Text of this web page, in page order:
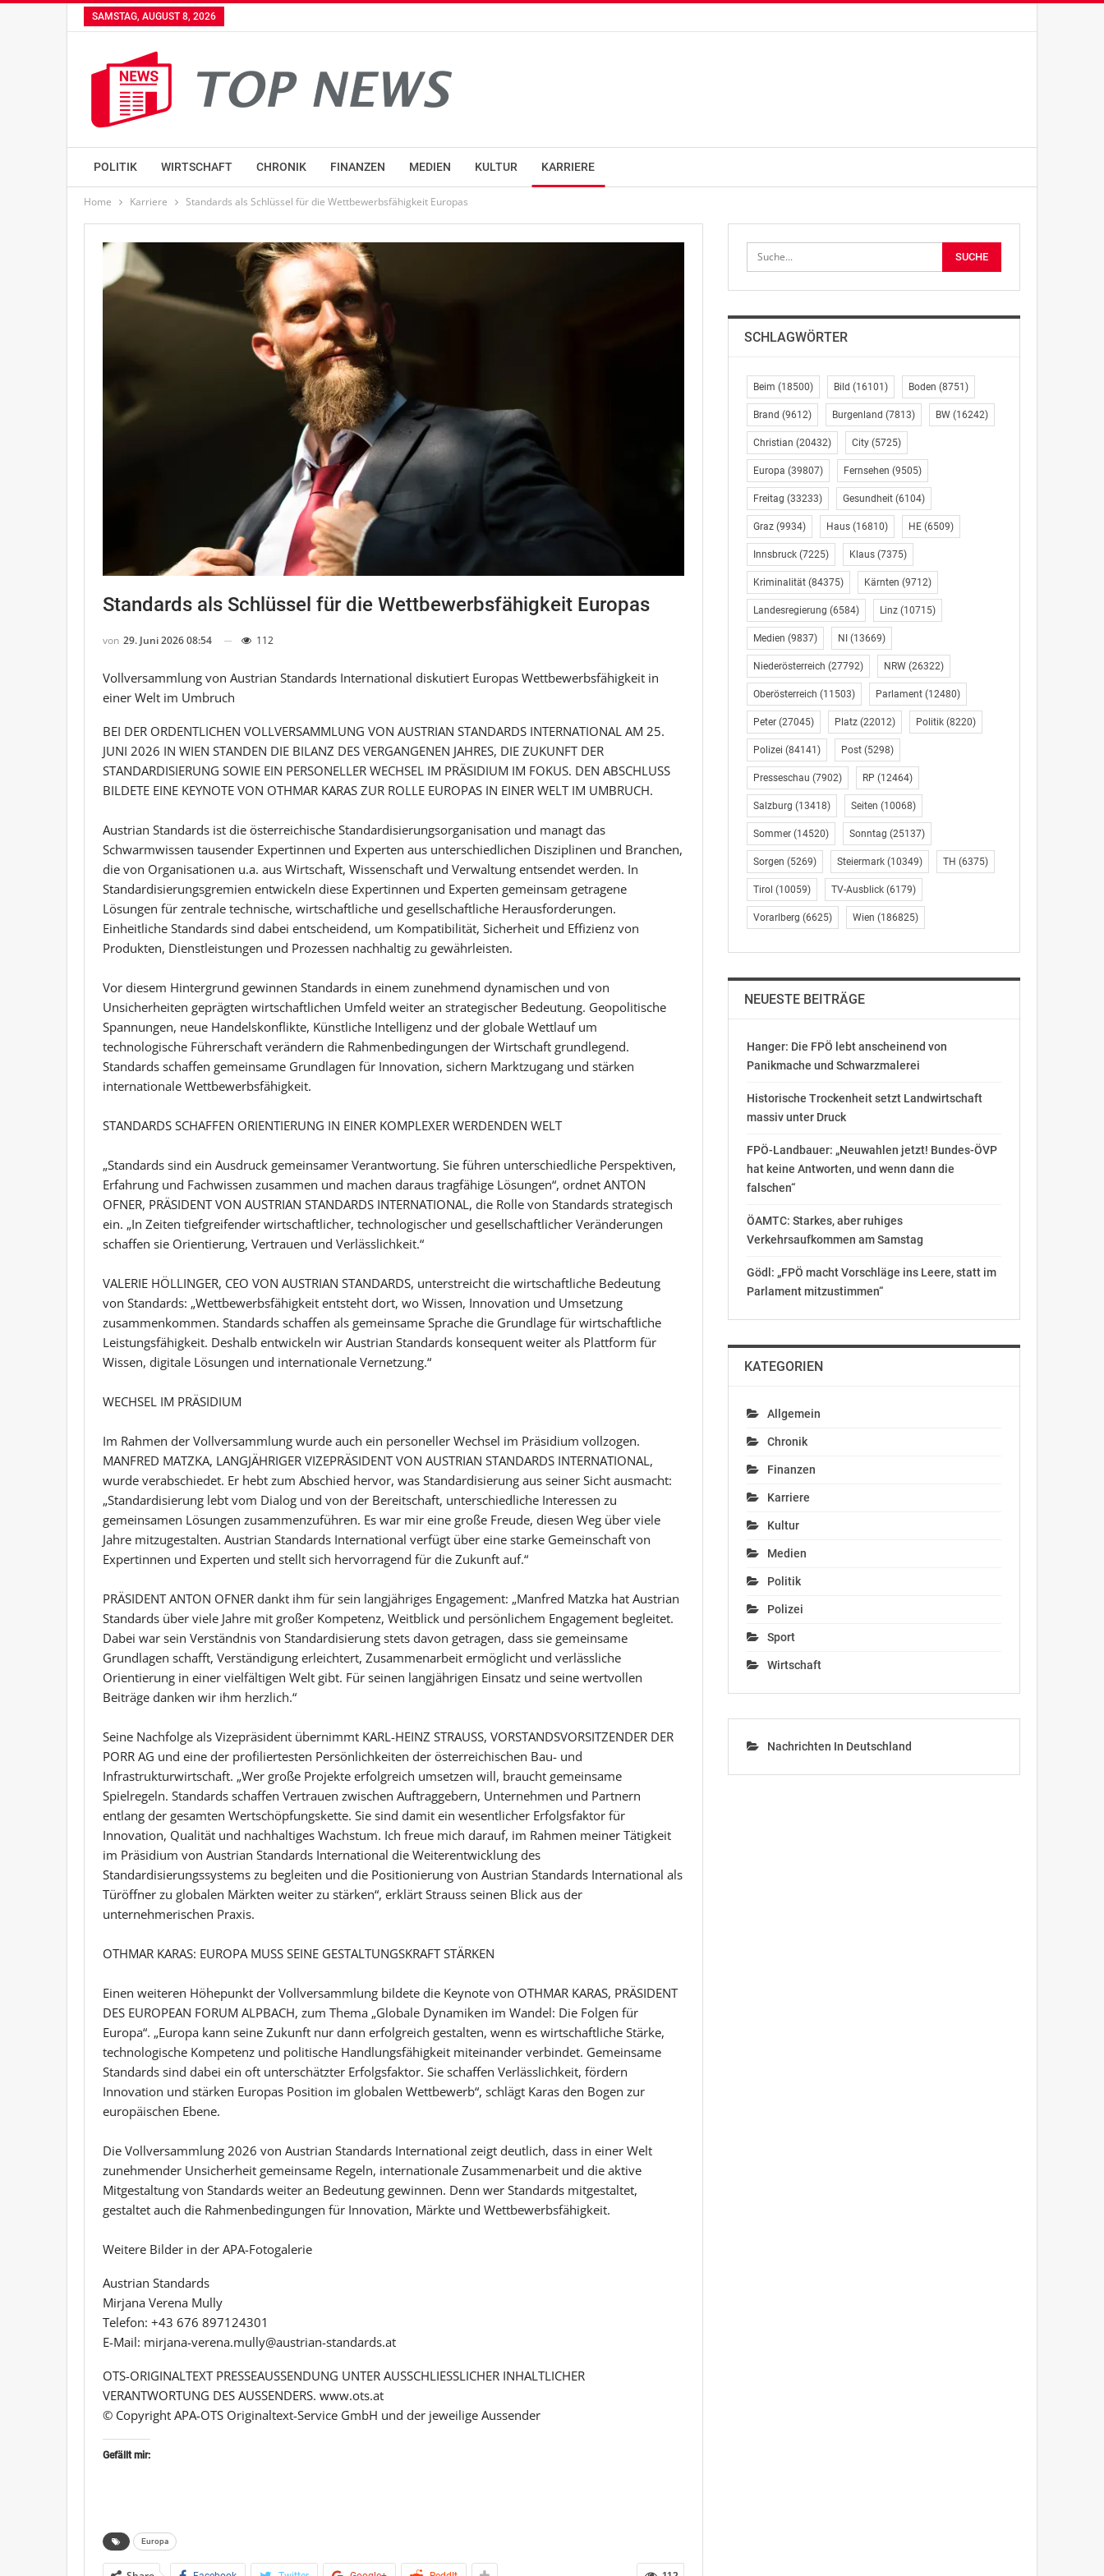
SAMSTAG, AUGUST 8, 2026
POLITIK WIRTSCHAFT CHRONIK FINANZEN MEDIEN KULTUR KARRIERE
Home Karriere Standards als Schlüssel für die Wettbewerbsfähigkeit Europas
Standards als Schlüssel für die Wettbewerbsfähigkeit Europas
von 29. Juni 2026 08:54 112
Vollversammlung von Austrian Standards International diskutiert Europas Wettbewerbsfähigkeit in
einer Welt im Umbruch
BEI DER ORDENTLICHEN VOLLVERSAMMLUNG VON AUSTRIAN STANDARDS INTERNATIONAL AM 25.
JUNI 2026 IN WIEN STANDEN DIE BILANZ DES VERGANGENEN JAHRES, DIE ZUKUNFT DER
STANDARDISIERUNG SOWIE EIN PERSONELLER WECHSEL IM PRÄSIDIUM IM FOKUS. DEN ABSCHLUSS
BILDETE EINE KEYNOTE VON OTHMAR KARAS ZUR ROLLE EUROPAS IN EINER WELT IM UMBRUCH.
Austrian Standards ist die österreichische Standardisierungsorganisation und managt das
Schwarmwissen tausender Expertinnen und Experten aus unterschiedlichen Disziplinen und Branchen,
die von Organisationen u.a. aus Wirtschaft, Wissenschaft und Verwaltung entsendet werden. In
Standardisierungsgremien entwickeln diese Expertinnen und Experten gemeinsam getragene
Lösungen für zentrale technische, wirtschaftliche und gesellschaftliche Herausforderungen.
Einheitliche Standards sind dabei entscheidend, um Kompatibilität, Sicherheit und Effizienz von
Produkten, Dienstleistungen und Prozessen nachhaltig zu gewährleisten.
Vor diesem Hintergrund gewinnen Standards in einem zunehmend dynamischen und von
Unsicherheiten geprägten wirtschaftlichen Umfeld weiter an strategischer Bedeutung. Geopolitische
Spannungen, neue Handelskonflikte, Künstliche Intelligenz und der globale Wettlauf um
technologische Führerschaft verändern die Rahmenbedingungen der Wirtschaft grundlegend.
Standards schaffen gemeinsame Grundlagen für Innovation, sichern Marktzugang und stärken
internationale Wettbewerbsfähigkeit.
STANDARDS SCHAFFEN ORIENTIERUNG IN EINER KOMPLEXER WERDENDEN WELT
„Standards sind ein Ausdruck gemeinsamer Verantwortung. Sie führen unterschiedliche Perspektiven,
Erfahrung und Fachwissen zusammen und machen daraus tragfähige Lösungen“, ordnet ANTON
OFNER, PRÄSIDENT VON AUSTRIAN STANDARDS INTERNATIONAL, die Rolle von Standards strategisch
ein. „In Zeiten tiefgreifender wirtschaftlicher, technologischer und gesellschaftlicher Veränderungen
schaffen sie Orientierung, Vertrauen und Verlässlichkeit.“
VALERIE HÖLLINGER, CEO VON AUSTRIAN STANDARDS, unterstreicht die wirtschaftliche Bedeutung
von Standards: „Wettbewerbsfähigkeit entsteht dort, wo Wissen, Innovation und Umsetzung
zusammenkommen. Standards schaffen als gemeinsame Sprache die Grundlage für wirtschaftliche
Leistungsfähigkeit. Deshalb entwickeln wir Austrian Standards konsequent weiter als Plattform für
Wissen, digitale Lösungen und internationale Vernetzung.“
WECHSEL IM PRÄSIDIUM
Im Rahmen der Vollversammlung wurde auch ein personeller Wechsel im Präsidium vollzogen.
MANFRED MATZKA, LANGJÄHRIGER VIZEPRÄSIDENT VON AUSTRIAN STANDARDS INTERNATIONAL,
wurde verabschiedet. Er hebt zum Abschied hervor, was Standardisierung aus seiner Sicht ausmacht:
„Standardisierung lebt vom Dialog und von der Bereitschaft, unterschiedliche Interessen zu
gemeinsamen Lösungen zusammenzuführen. Es war mir eine große Freude, diesen Weg über viele
Jahre mitzugestalten. Austrian Standards International verfügt über eine starke Gemeinschaft von
Expertinnen und Experten und stellt sich hervorragend für die Zukunft auf.“
PRÄSIDENT ANTON OFNER dankt ihm für sein langjähriges Engagement: „Manfred Matzka hat Austrian
Standards über viele Jahre mit großer Kompetenz, Weitblick und persönlichem Engagement begleitet.
Dabei war sein Verständnis von Standardisierung stets davon getragen, dass sie gemeinsame
Grundlagen schafft, Verständigung erleichtert, Zusammenarbeit ermöglicht und verlässliche
Orientierung in einer vielfältigen Welt gibt. Für seinen langjährigen Einsatz und seine wertvollen
Beiträge danken wir ihm herzlich.“
Seine Nachfolge als Vizepräsident übernimmt KARL-HEINZ STRAUSS, VORSTANDSVORSITZENDER DER
PORR AG und eine der profiliertesten Persönlichkeiten der österreichischen Bau- und
Infrastrukturwirtschaft. „Wer große Projekte erfolgreich umsetzen will, braucht gemeinsame
Spielregeln. Standards schaffen Vertrauen zwischen Auftraggebern, Unternehmen und Partnern
entlang der gesamten Wertschöpfungskette. Sie sind damit ein wesentlicher Erfolgsfaktor für
Innovation, Qualität und nachhaltiges Wachstum. Ich freue mich darauf, im Rahmen meiner Tätigkeit
im Präsidium von Austrian Standards International die Weiterentwicklung des
Standardisierungssystems zu begleiten und die Positionierung von Austrian Standards International als
Türöffner zu globalen Märkten weiter zu stärken“, erklärt Strauss seinen Blick aus der
unternehmerischen Praxis.
OTHMAR KARAS: EUROPA MUSS SEINE GESTALTUNGSKRAFT STÄRKEN
Einen weiteren Höhepunkt der Vollversammlung bildete die Keynote von OTHMAR KARAS, PRÄSIDENT
DES EUROPEAN FORUM ALPBACH, zum Thema „Globale Dynamiken im Wandel: Die Folgen für
Europa“. „Europa kann seine Zukunft nur dann erfolgreich gestalten, wenn es wirtschaftliche Stärke,
technologische Kompetenz und politische Handlungsfähigkeit miteinander verbindet. Gemeinsame
Standards sind dabei ein oft unterschätzter Erfolgsfaktor. Sie schaffen Verlässlichkeit, fördern
Innovation und stärken Europas Position im globalen Wettbewerb“, schlägt Karas den Bogen zur
europäischen Ebene.
Die Vollversammlung 2026 von Austrian Standards International zeigt deutlich, dass in einer Welt
zunehmender Unsicherheit gemeinsame Regeln, internationale Zusammenarbeit und die aktive
Mitgestaltung von Standards weiter an Bedeutung gewinnen. Denn wer Standards mitgestaltet,
gestaltet auch die Rahmenbedingungen für Innovation, Märkte und Wettbewerbsfähigkeit.
Weitere Bilder in der APA-Fotogalerie
Austrian Standards
Mirjana Verena Mully
Telefon: +43 676 897124301
E-Mail: mirjana-verena.mully@austrian-standards.at
OTS-ORIGINALTEXT PRESSEAUSSENDUNG UNTER AUSSCHLIESSLICHER INHALTLICHER
VERANTWORTUNG DES AUSSENDERS. www.ots.at
© Copyright APA-OTS Originaltext-Service GmbH und der jeweilige Aussender
Gefällt mir:
Europa
SCHLAGWÖRTER
Beim (18500) Bild (16101) Boden (8751)
Brand (9612) Burgenland (7813) BW(16242)
Christian (20432) City(5725)
Europa (39807) Fernsehen (9505)
Freitag (33233) Gesundheit(6104)
Graz(9934) Haus(16810) HE(6509)
Innsbruck(7225) Klaus(7375)
Kriminalität(84375) Kärnten (9712)
Landesregierung (6584) Linz(10715)
Medien (9837) NI (13669)
Niederösterreich (27792) NRW(26322)
Oberösterreich (11503) Parlament(12480)
Peter(27045) Platz(22012) Politik(8220)
Polizei (84141) Post(5298)
Presseschau (7902) RP (12464)
Salzburg (13418) Seiten (10068)
Sommer(14520) Sonntag (25137)
Sorgen (5269) Steiermark(10349) TH (6375)
Tirol (10059) TV-Ausblick(6179)
Vorarlberg (6625) Wien (186825)
NEUESTE BEITRÄGE
Hanger: Die FPÖ lebt anscheinend von
Panikmache und Schwarzmalerei
Historische Trockenheit setzt Landwirtschaft
massiv unter Druck
FPÖ-Landbauer: „Neuwahlen jetzt! Bundes-ÖVP
hat keine Antworten, und wenn dann die
falschen“
ÖAMTC: Starkes, aber ruhiges
Verkehrsaufkommen am Samstag
Gödl: „FPÖ macht Vorschläge ins Leere, statt im
Parlament mitzustimmen“
KATEGORIEN
Allgemein
Chronik
Finanzen
Karriere
Kultur
Medien
Politik
Polizei
Sport
Wirtschaft
Nachrichten In Deutschland